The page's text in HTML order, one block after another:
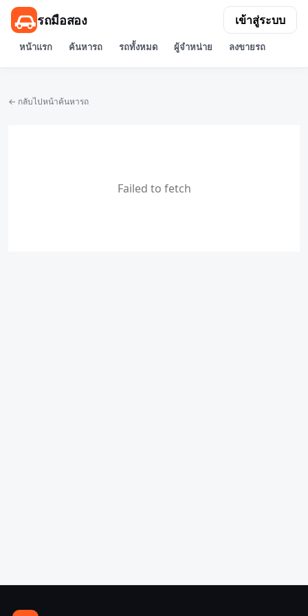
รถมือสอง
หน้าแรก ค้นหารถ รถทั้งหมด ผู้จำหน่าย ลงขายรถ
เข้าสู่ระบบ
← กลับไปหน้าค้นหารถ
Failed to fetch